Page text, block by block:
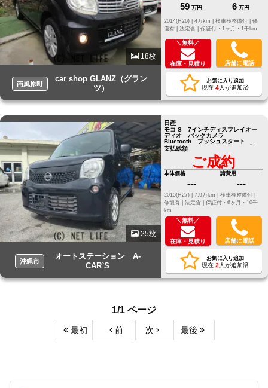
18枚
南風原町
car shop GLANZ（グラン
ツ）
59 万円 6 万円
修
復有 | 法定含 | 保証付・1ヶ月・1千km
＼無料／
在庫・見積り 店舗に電話
お気に入り追加
現在 4人が追加済
25枚
沖縄市
オートステーション A-
CAR`S
日産
モコ S 7インチディスプレイオー
ディオ バックカメラ
Bluetooth プッシュスタート ス
マートキー S 7インチディスプレ
イオーディオ バックカメラ
Bluetooth プッシュスタート ス
マートキー
支払総額
ご成約
本体価格
---
諸費用
---
2015(H27) | 7.9万km |
検車検整備付 |
修復有 | 法定含 | 保証付・6ヶ月・10千
km
＼無料／
在庫・見積り 店舗に電話
お気に入り追加
現在 2 人が追加済
1/1 ページ
最初 前 次 最後